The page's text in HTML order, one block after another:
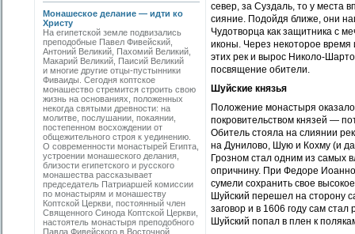
Монашеское делание — идти ко
Христу
На египетской земле подвизались
преподобные Павел Фивейский,
Антоний Великий, Пахомий Великий,
Макарий Великий, Паисий Великий
и многие другие отцы-пустынники
Фиваиды. Сегодня коптское
монашество стремится строить свою
жизнь на основаниях, положенных
некогда святыми древности: на
молитве, послушании, покаянии,
постепенном восхождении от
общежительного строя к уединению.
О современности монастырей Египта,
устроении монашеского делания,
близости египетского и русского
монашества рассказывает
председатель Патриаршей комиссии
по монастырям и монашеству
Коптской Церкви, постоянный член
Священного Синода Коптской Церкви,
настоятель монастыря преподобного
Павла Фивейского в Восточной
север, за Суздаль, то у места
сияние. Подойдя ближе, они
Чудотворца как защитника с
иконы. Через некоторое время
этих рек и вырос Николо-
посвящение обители.
Шуйские князья
Положение монастыря
покровительством князей —
Обитель стояла на слиянии
на Дунилово, Шую и Кохму (и
Грозном стал одним из самых
опричнину. При Федоре
сумели сохранить свое
Шуйский перешел на сторону
заговор и в 1606 году сам
Шуйский попал в плен к